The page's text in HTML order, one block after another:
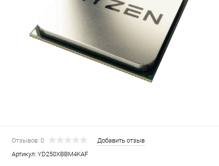
Отзывов: 0
Добавить отзыв
Артикул: YD250XBBM4KAF